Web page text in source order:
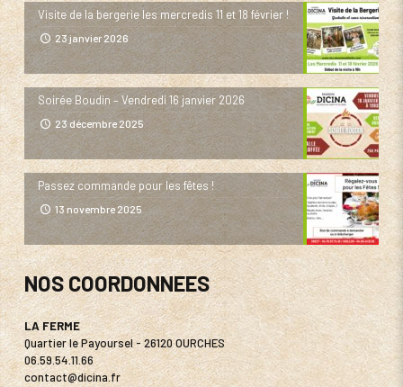
Visite de la bergerie les mercredis 11 et 18 février !
23 janvier 2026
Soirée Boudin – Vendredi 16 janvier 2026
23 décembre 2025
Passez commande pour les fêtes !
13 novembre 2025
NOS COORDONNEES
LA FERME
Quartier le Payoursel - 26120 OURCHES
06.59.54.11.66
contact@dicina.fr